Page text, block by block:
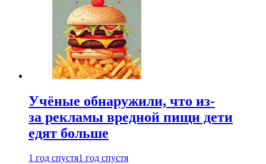
Учёные обнаружили, что из-
за рекламы вредной пищи дети
едят больше
1 год спустя1 год спустя